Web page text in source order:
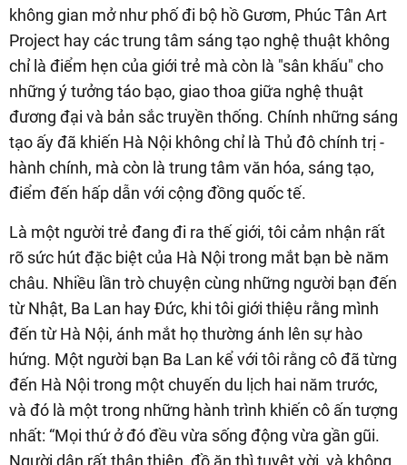
không gian mở như phố đi bộ hồ Gươm, Phúc Tân Art
Project hay các trung tâm sáng tạo nghệ thuật không
chỉ là điểm hẹn của giới trẻ mà còn là "sân khấu" cho
những ý tưởng táo bạo, giao thoa giữa nghệ thuật
đương đại và bản sắc truyền thống. Chính những sáng
tạo ấy đã khiến Hà Nội không chỉ là Thủ đô chính trị -
hành chính, mà còn là trung tâm văn hóa, sáng tạo,
điểm đến hấp dẫn với cộng đồng quốc tế.
Là một người trẻ đang đi ra thế giới, tôi cảm nhận rất
rõ sức hút đặc biệt của Hà Nội trong mắt bạn bè năm
châu. Nhiều lần trò chuyện cùng những người bạn đến
từ Nhật, Ba Lan hay Đức, khi tôi giới thiệu rằng mình
đến từ Hà Nội, ánh mắt họ thường ánh lên sự hào
hứng. Một người bạn Ba Lan kể với tôi rằng cô đã từng
đến Hà Nội trong một chuyến du lịch hai năm trước,
và đó là một trong những hành trình khiến cô ấn tượng
nhất: “Mọi thứ ở đó đều vừa sống động vừa gần gũi.
Người dân rất thân thiện, đồ ăn thì tuyệt vời, và không